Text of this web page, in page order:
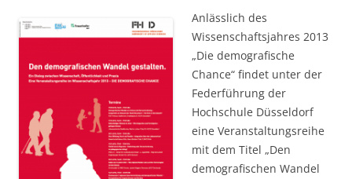
Anlässlich des
Wissenschaftsjahres 2013
„Die demografische
Chance“ findet unter der
Federführung der
Hochschule Düsseldorf
eine Veranstaltungsreihe
mit dem Titel „Den
demografischen Wandel